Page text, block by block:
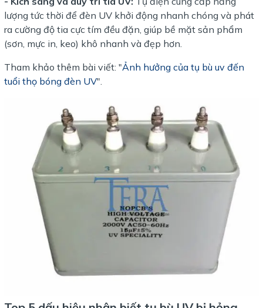
lượng tức thời để đèn UV khởi động nhanh chóng và phát
ra cường độ tia cực tím đều đặn, giúp bề mặt sản phẩm
(sơn, mực in, keo) khô nhanh và đẹp hơn.
Tham khảo thêm bài viết: "Ảnh hưởng của tụ bù uv đến
tuổi thọ bóng đèn UV".